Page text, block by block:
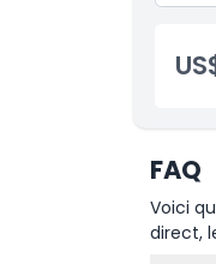
FAQ
Voici
direct,